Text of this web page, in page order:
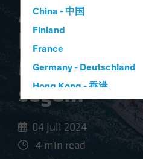
China - 中国
Finland
France
Germany - Deutschland
Hong Kong - 香港
Hungary
Iceland
Italy - Italia
Anleihen-
Mit dem
segeln
04 Juli 2024
4 min read